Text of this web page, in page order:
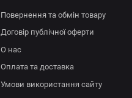
Повернення та обмін товару
Договір публічної оферти
О нас
Оплата та доставка
Умови використання сайту